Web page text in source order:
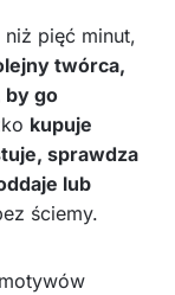
niż pięć minut,
twórca,
by go
kupuje
sprawdza
lub
ściemy.